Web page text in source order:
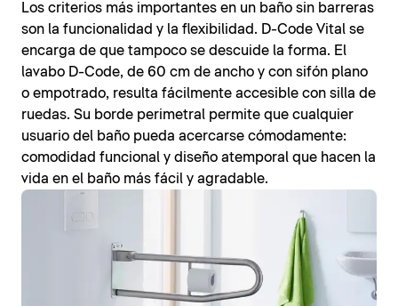
Los criterios más importantes en un baño sin barreras
son la funcionalidad y la flexibilidad. D-Code Vital se
encarga de que tampoco se descuide la forma. El
lavabo D-Code, de 60 cm de ancho y con sifón plano
o empotrado, resulta fácilmente accesible con silla de
ruedas. Su borde perimetral permite que cualquier
usuario del baño pueda acercarse cómodamente:
comodidad funcional y diseño atemporal que hacen la
vida en el baño más fácil y agradable.